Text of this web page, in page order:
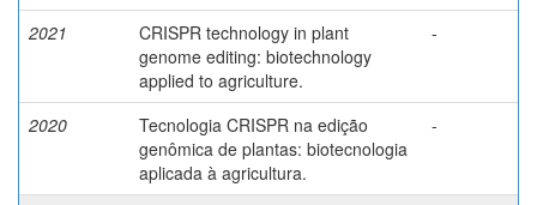
2021
CRISPR technology in plant
genome editing: biotechnology
applied to agriculture.
-
2020
Tecnologia CRISPR na edição
genômica de plantas: biotecnologia
aplicada à agricultura.
-